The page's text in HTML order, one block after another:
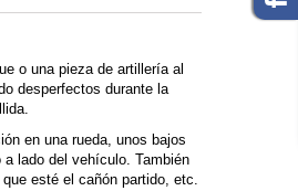
o una pieza de artillería al
desperfectos durante la
en una rueda, unos bajos
lado del vehículo. También
esté el cañón partido, etc.